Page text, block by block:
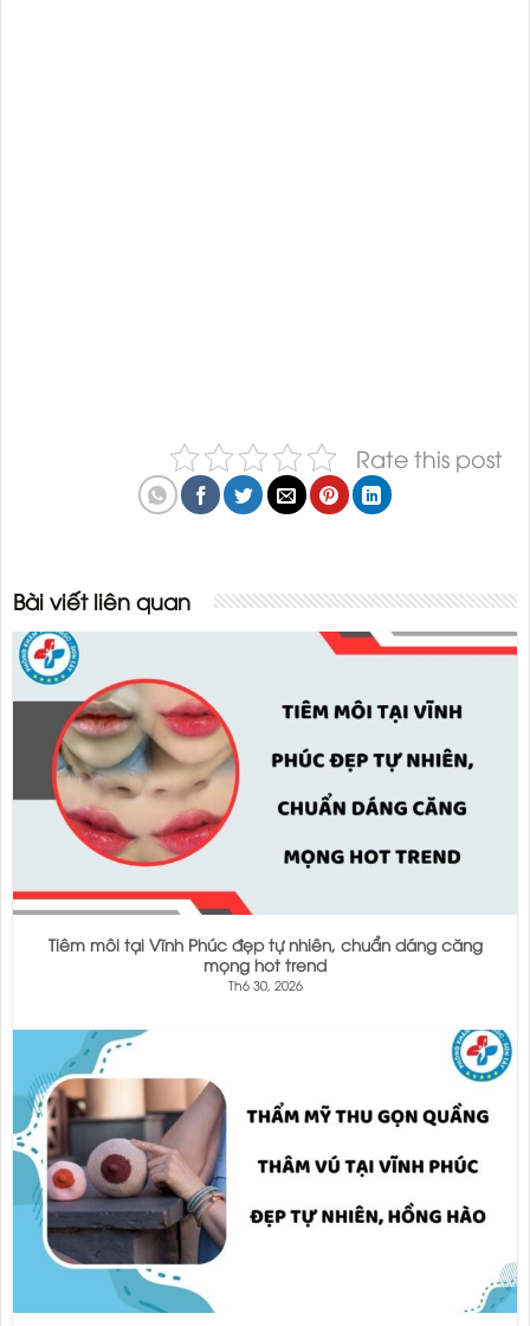
Rate this post
Bài viết liên quan
Tiêm môi tại Vĩnh Phúc đẹp tự nhiên, chuẩn dáng căng
mọng hot trend
Th6 30, 2026